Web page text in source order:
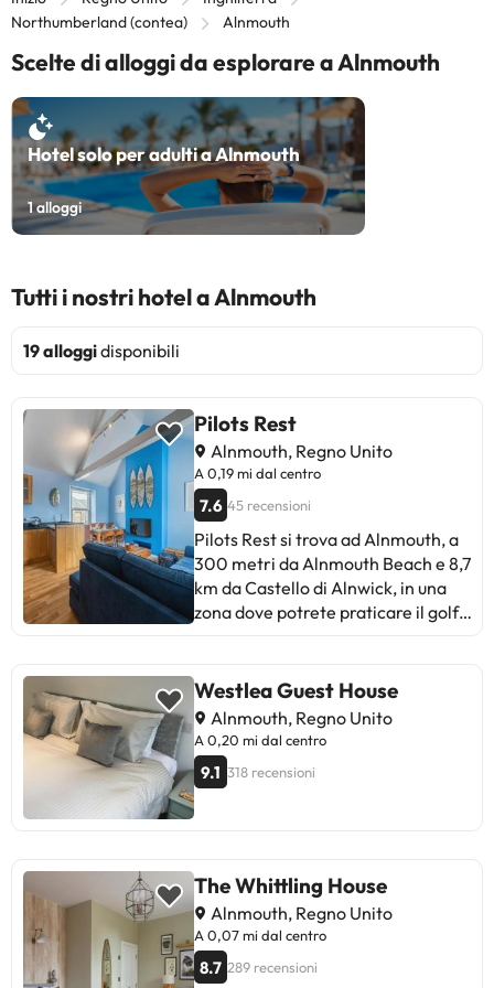
Northumberland (contea)
Alnmouth
Scelte di alloggi da esplorare a Alnmouth
Hotel solo per adulti a Alnmouth
1alloggi
Tutti i nostri hotel a Alnmouth
19 alloggidisponibili
Pilots Rest
Alnmouth, Regno Unito
A 0,19 mi dal centro
7.6 45 recensioni
Pilots Rest si trova ad Alnmouth, a
300 metri da Alnmouth Beach e 8,7
km da Castello di Alnwick, in una
zona dove potrete praticare il golf.
WiFi gratuito in tutta la struttura.
Questa casa vacanze dispone di 3
camere da letto, cucina con
frigorifero e lavastoviglie,
lavatrice e 2 bagni. Aeroporto
documento d'identità con foto e
una carta di credito. Siete pregati
di notare che le Richieste Speciali
sono soggette a disponibilità, e
potrebbero comportare l'addebito
Westlea Guest House
Alnmouth, Regno Unito
A 0,20 mi dal centro
9.1 318 recensioni
The Whittling House
Alnmouth, Regno Unito
A 0,07 mi dal centro
8.7 289 recensioni